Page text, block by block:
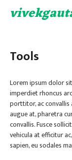
Tools
Lorem ipsum dolor
imperdiet rhoncus
porttitor, ac convallis
augue at, pharetra
convallis. Fusce
vehicula at efficitur
sapien, eu sodales